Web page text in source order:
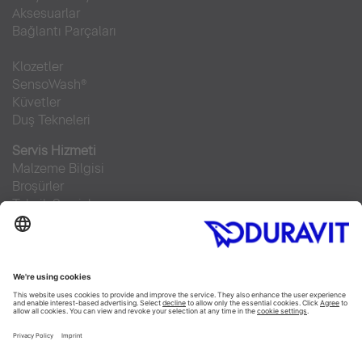
Aksesuarlar
Bağlantı Parçaları
Klozetler
SensoWash®
Küvetler
Duş Tekneleri
Servis Hizmeti
Malzeme Bilgisi
Broşürler
Teknik Servisler
Sıkça sorulan sorular
Facebook
Instagram
Pinterest
RSS-Feed
Flickr